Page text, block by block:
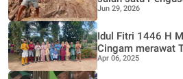
Bantal Jaya
Jalan Rusak
Jun 29, 2026
Idul Fitri 1446 H
Cingam merawat
mempererat
Apr 06, 2025